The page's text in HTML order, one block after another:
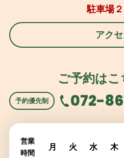
駐車場
アク
ご予約はこ
予約優先制 072-
営業
時間
月 火 水 木